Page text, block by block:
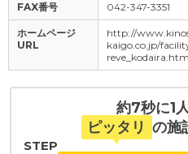
FAX番号 042-347-3351
ホームページ
URL
http://
kaigo.co.jp/
約7秒に1
ピッタリ の施
STEP